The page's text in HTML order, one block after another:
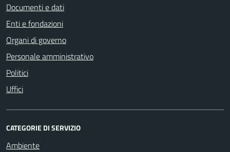
Documenti e dati
Enti e fondazioni
Organi di governo
Personale amministrativo
Politici
Uffici
CATEGORIE DI SERVIZIO
Ambiente